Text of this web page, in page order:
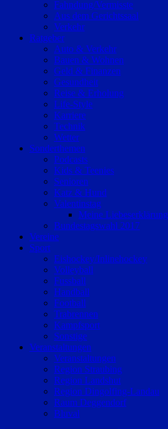
Fahndung/Vermisste
Aus dem Gerichtssaal
Verkehr
Ratgeber
Auto & Verkehr
Bauen & Wohnen
Geld & Finanzen
Gesundheit
Reise & Erholung
Life-Style
Karriere
Technik
Wetter
Sonderthemen
Podcasts
Kids & Teenies
Senioren
Katz & Hund
Valentinstag
Meine Liebeserklärung
Bundestagswahl 2017
Vereine
Sport
Eishockey/Inlinehockey
Volleyball
Fussball
Handball
Football
Trabrennen
Kampfsport
Sonstige
Veranstaltungen
Veranstaltungen
Region Straubing
Region Landshut
Region Dingolfing-Landau
Raum Deggendorf
Bluval